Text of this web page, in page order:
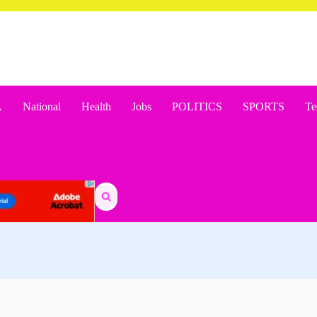
National Health Jobs POLITICS SPORTS
Search
for: